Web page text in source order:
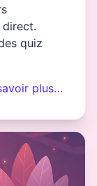
direct.
quiz
plus…